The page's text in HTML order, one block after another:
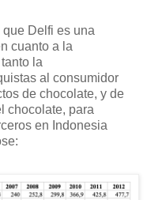
Delfi es una
cuanto a la
la
al consumidor
de chocolate, y de
chocolate, para
en Indonesia